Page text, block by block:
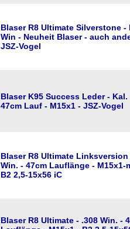
Blaser R8 Ultimate Silverstone -
Win - Neuheit Blaser - auch
JSZ-Vogel
Blaser K95 Success Leder - Kal.
47cm Lauf - M15x1 - JSZ-Vogel
Blaser R8 Ultimate Linksversion
Win. - 47cm Lauflänge - M15x1-
B2 2,5-15x56 iC
Blaser R8 Ultimate - .308 Win. -